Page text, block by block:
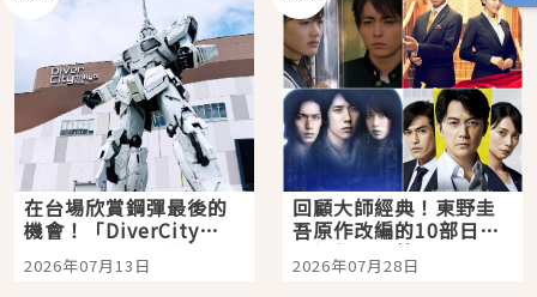
在台場欣賞鋼彈最後的
機會！「DiverCity
Tokyo Plaza」搭船、
購物、美食及夜景，一
2026年07月13日
回顧大師經典！東野圭
吾原作改編的10部日本
影視作品推薦
2026年07月28日